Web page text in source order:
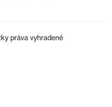
práva vyhradené